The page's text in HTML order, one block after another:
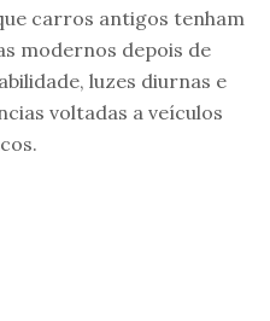
carros antigos tenham
modernos depois de
luzes diurnas e
voltadas a veículos